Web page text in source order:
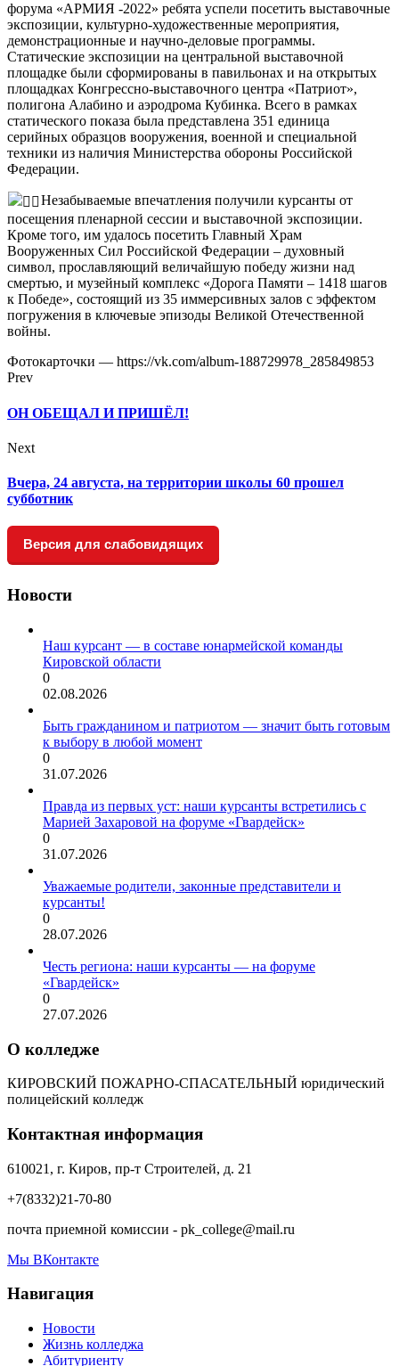
форума «АРМИЯ -2022» ребята успели посетить выставочные
экспозиции, культурно-художественные мероприятия,
демонстрационные и научно-деловые программы.
Статические экспозиции на центральной выставочной
площадке были сформированы в павильонах и на открытых
площадках Конгрессно-выставочного центра «Патриот»,
полигона Алабино и аэродрома Кубинка. Всего в рамках
статического показа была представлена 351 единица
серийных образцов вооружения, военной и специальной
техники из наличия Министерства обороны Российской
Федерации.
Незабываемые впечатления получили курсанты от
посещения пленарной сессии и выставочной экспозиции.
Кроме того, им удалось посетить Главный Храм
Вооруженных Сил Российской Федерации – духовный
символ, прославляющий величайшую победу жизни над
смертью, и музейный комплекс «Дорога Памяти – 1418 шагов
к Победе», состоящий из 35 иммерсивных залов с эффектом
погружения в ключевые эпизоды Великой Отечественной
войны.
Фотокарточки — https://vk.com/album-188729978_285849853
Prev
ОН ОБЕЩАЛ И ПРИШЁЛ!
Next
Вчера, 24 августа, на территории школы 60 прошел
субботник
Версия для слабовидящих
Новости
Наш курсант — в составе юнармейской команды
Кировской области
0
02.08.2026
Быть гражданином и патриотом — значит быть готовым
к выбору в любой момент
0
31.07.2026
Правда из первых уст: наши курсанты встретились с
Марией Захаровой на форуме «Гвардейск»
0
31.07.2026
Уважаемые родители, законные представители и
курсанты!
0
28.07.2026
Честь региона: наши курсанты — на форуме
«Гвардейск»
0
27.07.2026
О колледже
КИРОВСКИЙ ПОЖАРНО-СПАСАТЕЛЬНЫЙ юридический
полицейский колледж
Контактная информация
610021, г. Киров, пр-т Строителей, д. 21
+7(8332)21-70-80
почта приемной комиссии - pk_college@mail.ru
Мы ВКонтакте
Навигация
Новости
Жизнь колледжа
Абитуриенту